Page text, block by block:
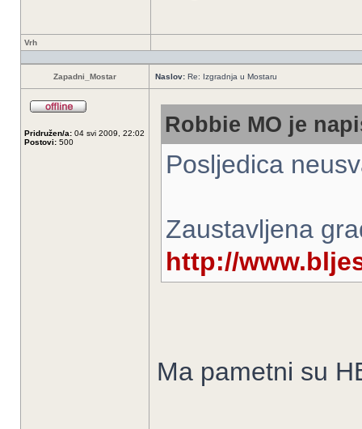
Vrh
Zapadni_Mostar Naslov: Re: Izgradnja u Mostaru
Pridružen/a: 04 svi 2009, 22:02
Postovi: 500
Robbie MO je
Posljedica
Zaustavljena
http://
Ma pametni su